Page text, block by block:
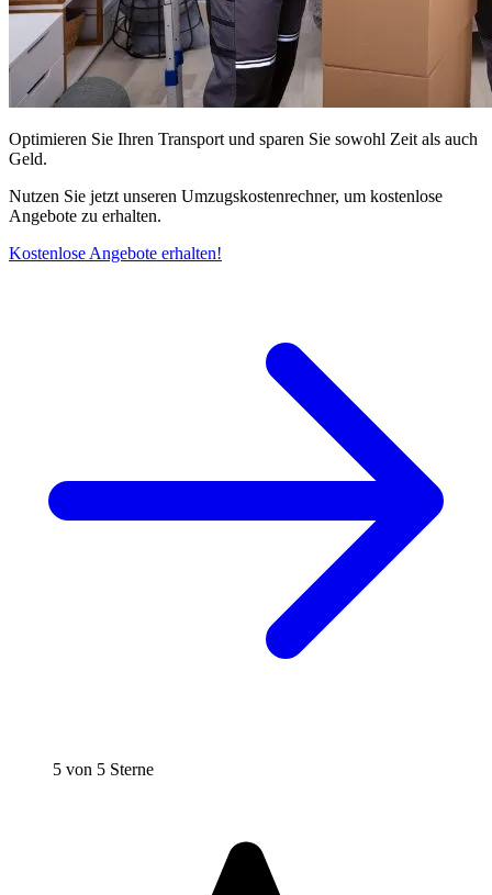
Optimieren Sie Ihren Transport und sparen Sie sowohl Zeit als auch
Geld.
Nutzen Sie jetzt unseren Umzugskostenrechner, um kostenlose
Angebote zu erhalten.
Kostenlose Angebote erhalten!
5 von 5 Sterne